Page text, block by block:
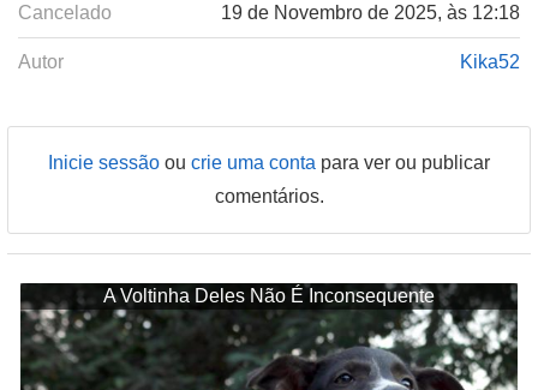
Cancelado 19 de Novembro de 2025, às 12:18
Autor Kika52
Inicie sessão ou crie uma conta para ver ou publicar
comentários.
A Voltinha Deles Não É Inconsequente